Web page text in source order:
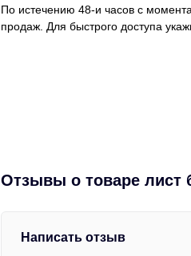
По истечению 48-и часов с
продаж. Для быстрого доступа
Отзывы о товаре лист
Написать отзыв